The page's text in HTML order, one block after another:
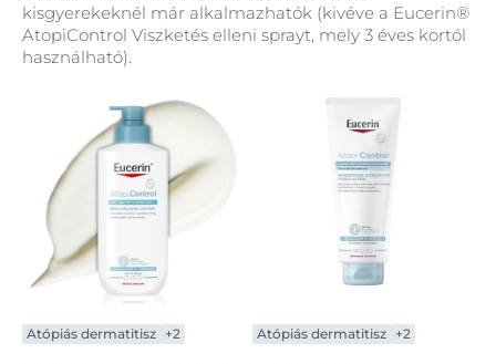
kisgyerekeknél már alkalmazhatók (kivéve a Eucerin®
AtopiControl Viszketés elleni sprayt, mely 3 éves kortól
használható).
Atópiás dermatitisz +2 Atópiás dermatitisz +2